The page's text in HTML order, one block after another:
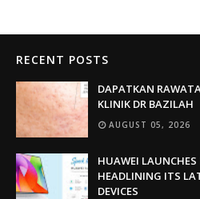
RECENT POSTS
DAPATKAN
KLINIK DR BAZILAH
AUGUST 05, 2026
HUAWEI
HEADLINING ITS
DEVICES